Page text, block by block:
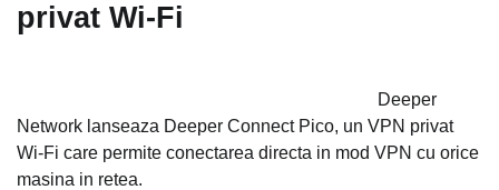
privat Wi-Fi
Deeper
Network lanseaza Deeper Connect Pico, un VPN privat
Wi-Fi care permite conectarea directa in mod VPN cu orice
masina in retea.